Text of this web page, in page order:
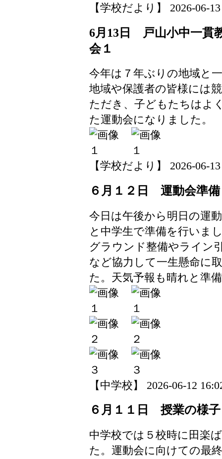
【学校だより】 2026-06-
6月13日 戸山小中一貫
会１
今年は７年ぶりの地域と
地域や保護者の皆様には
ただき、子どもたちはよ
た運動会になりました。
【学校だより】 2026-06-
６月１２日 運動会準備
今日は午後から明日の運
と中学生で準備を行いま
グラウンド整備やライン
など協力して一生懸命に
た。天気予報も晴れと準
【中学校】 2026-06-12
６月１１日 授業の様
中学校では５校時に田楽
た。運動会に向けての最